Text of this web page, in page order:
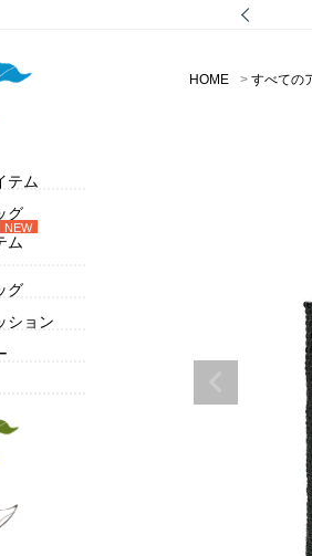
テム
グ
NEW
ム
グ
ション
HOME すべての